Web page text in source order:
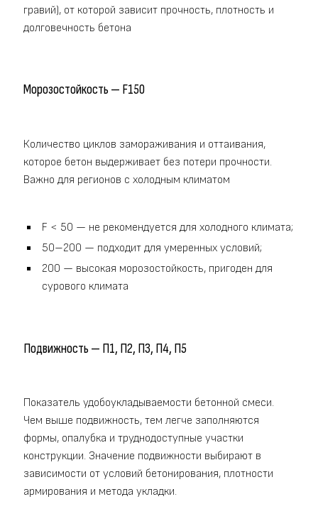
гравий), от которой зависит прочность, плотность и
долговечность бетона
Морозостойкость — F150
Количество циклов замораживания и оттаивания,
которое бетон выдерживает без потери прочности.
Важно для регионов с холодным климатом
F < 50 — не рекомендуется для холодного климата;
50–200 — подходит для умеренных условий;
200 — высокая морозостойкость, пригоден для
сурового климата
Подвижность — П1, П2, П3, П4, П5
Показатель удобоукладываемости бетонной смеси.
Чем выше подвижность, тем легче заполняются
формы, опалубка и труднодоступные участки
конструкции. Значение подвижности выбирают в
зависимости от условий бетонирования, плотности
армирования и метода укладки.